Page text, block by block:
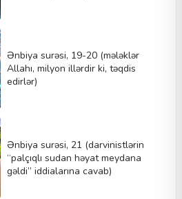
Ənbiya surəsi, 19-20 (mələklər
Allahı, milyon illərdir ki, təqdis
edirlər)
Ənbiya surəsi, 21 (darvinistlərin
“palçıqlı sudan həyat meydana
gəldi” iddialarına cavab)